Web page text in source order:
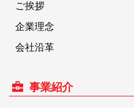
ご挨拶
企業理念
会社沿革
事業紹介